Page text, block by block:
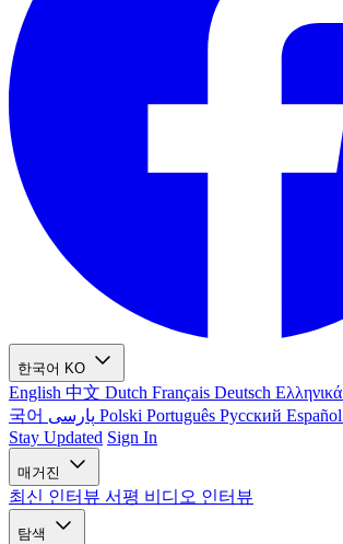
한국어 KO
English 中文 Dutch Français Deutsch Ελληνικά
국어
Polski Português Русский Español
Stay Updated Sign In
매거진
최신 인터뷰 서평 비디오 인터뷰
탐색